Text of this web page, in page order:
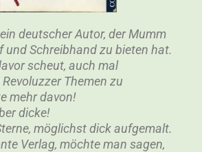
deutscher Autor, der Mumm
und Schreibhand zu bieten hat.
scheut, auch mal
Themen zu
mehr davon!
dicke!
möglichst dick aufgemalt.
Verlag, möchte man sagen,